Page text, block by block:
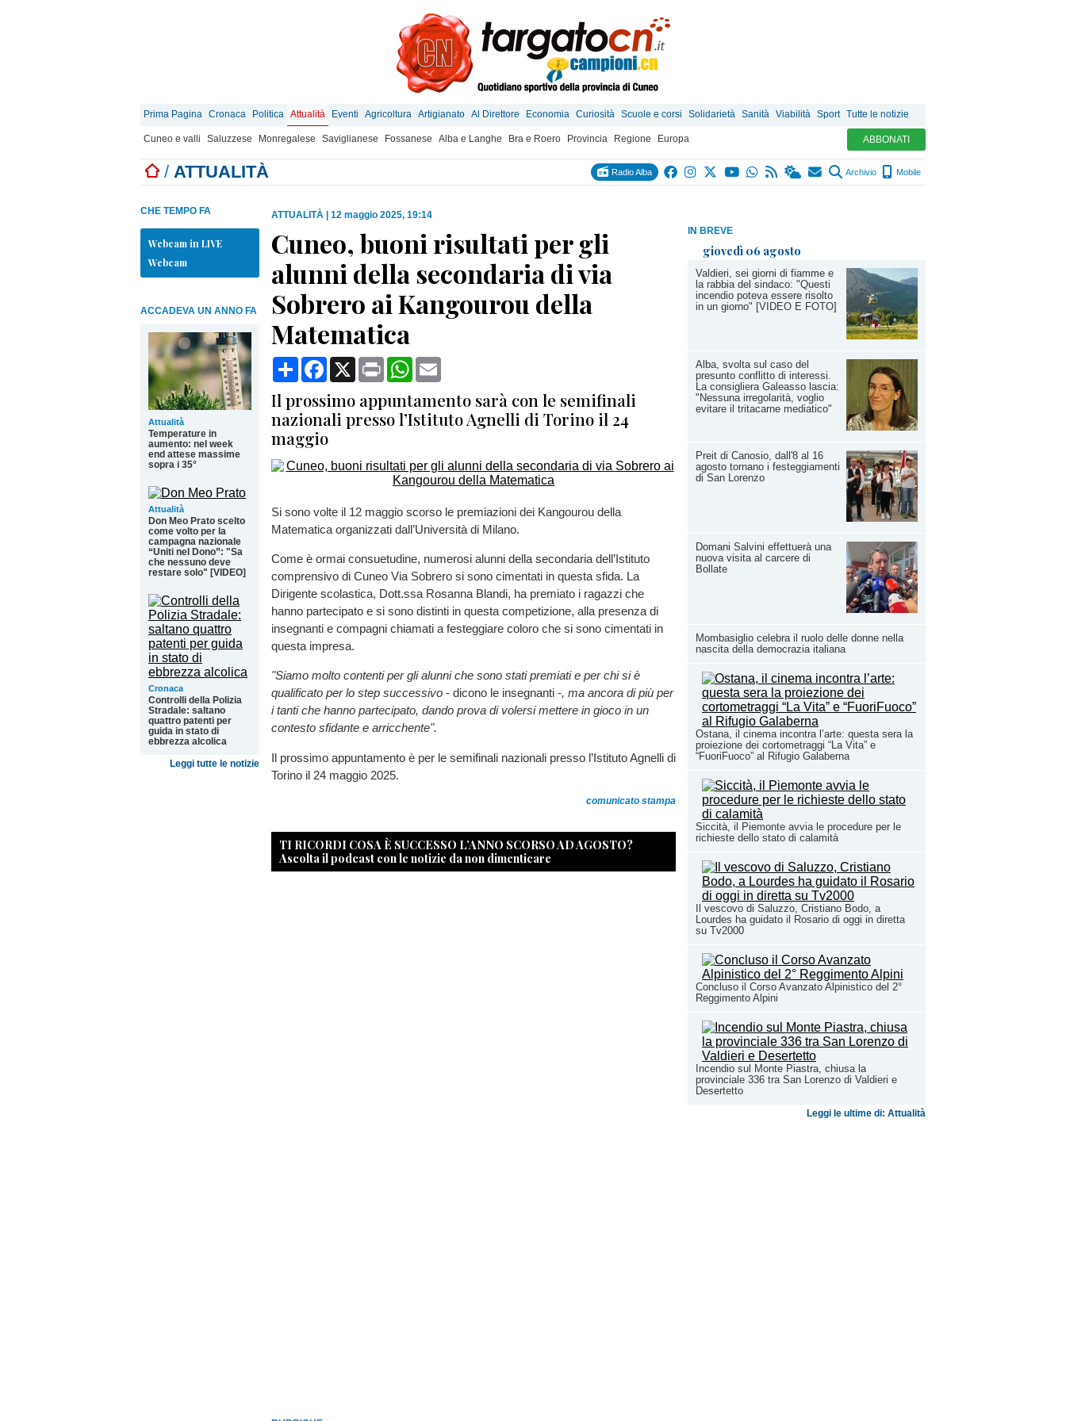
Prima Pagina Cronaca Politica Attualità Eventi Agricoltura Artigianato Al Direttore Economia Curiosità Scuole e corsi Solidarietà Sanità Viabilità Sport Tutte le notizie
Cuneo e valli Saluzzese Monregalese Saviglianese Fossanese Alba e Langhe Bra e Roero Provincia Regione Europa ABBONATI
/ ATTUALITÀ Radio Alba Archivio Mobile
IN BREVE
giovedì 06 agosto
Valdieri, sei giorni di fiamme e
la rabbia del sindaco: "Questi
incendio poteva essere risolto
in un giorno" [VIDEO E FOTO]
Alba, svolta sul caso del
presunto conflitto di interessi.
La consigliera Galeasso lascia:
"Nessuna irregolarità, voglio
evitare il tritacarne mediatico"
Preit di Canosio, dall'8 al 16
agosto tornano i festeggiamenti
di San Lorenzo
Domani Salvini effettuerà una
nuova visita al carcere di
Bollate
Mombasiglio celebra il ruolo delle donne nella
nascita della democrazia italiana
Ostana, il cinema incontra l’arte: questa sera la
proiezione dei cortometraggi “La Vita” e
“FuoriFuoco” al Rifugio Galaberna
Siccità, il Piemonte avvia le procedure per le
richieste dello stato di calamità
Il vescovo di Saluzzo, Cristiano Bodo, a
Lourdes ha guidato il Rosario di oggi in diretta
su Tv2000
Concluso il Corso Avanzato Alpinistico del 2°
Reggimento Alpini
Incendio sul Monte Piastra, chiusa la
provinciale 336 tra San Lorenzo di Valdieri e
Desertetto
Leggi le ultime di: Attualità
CHE TEMPO FA
Webcam in LIVE
Webcam
ACCADEVA UN ANNO FA
Attualità
Temperature in
aumento: nel week
end attese massime
sopra i 35°
Attualità
Don Meo Prato scelto
come volto per la
campagna nazionale
“Uniti nel Dono”: "Sa
che nessuno deve
restare solo" [VIDEO]
Cronaca
Controlli della Polizia
Stradale: saltano
quattro patenti per
guida in stato di
ebbrezza alcolica
Leggi tutte le notizie
ATTUALITÀ 12 maggio 2025, 19:14
Cuneo, buoni risultati per gli
alunni della secondaria di via
Sobrero ai Kangourou della
Matematica
CondividiFacebook
X Print WhatsApp
Il prossimo appuntamento sarà con le semifinali
nazionali presso l’Istituto Agnelli di Torino il 24
maggio
Si sono volte il 12 maggio scorso le premiazioni dei Kangourou della
Matematica organizzati dall’Università di Milano.
Come è ormai consuetudine, numerosi alunni della secondaria dell’Istituto
comprensivo di Cuneo Via Sobrero si sono cimentati in questa sfida. La
Dirigente scolastica, Dott.ssa Rosanna Blandi, ha premiato i ragazzi che
hanno partecipato e si sono distinti in questa competizione, alla presenza di
insegnanti e compagni chiamati a festeggiare coloro che si sono cimentati in
questa impresa.
"Siamo molto contenti per gli alunni che sono stati premiati e per chi si è
qualificato per lo step successivo - dicono le insegnanti -, ma ancora di più per
i tanti che hanno partecipato, dando prova di volersi mettere in gioco in un
contesto sfidante e arricchente".
Il prossimo appuntamento è per le semifinali nazionali presso l’Istituto Agnelli di
Torino il 24 maggio 2025.
comunicato stampa
TI RICORDI COSA È SUCCESSO L’ANNO SCORSO AD AGOSTO?
Ascolta il podcast con le notizie da non dimenticare